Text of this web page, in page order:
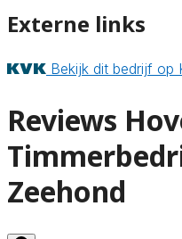
Externe links
Bekijk dit bedrijf op
Reviews
Zeehond